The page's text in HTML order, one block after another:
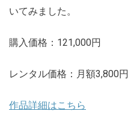
いてみました。
購入価格：121,000円
レンタル価格：月額3,800円
作品詳細はこちら